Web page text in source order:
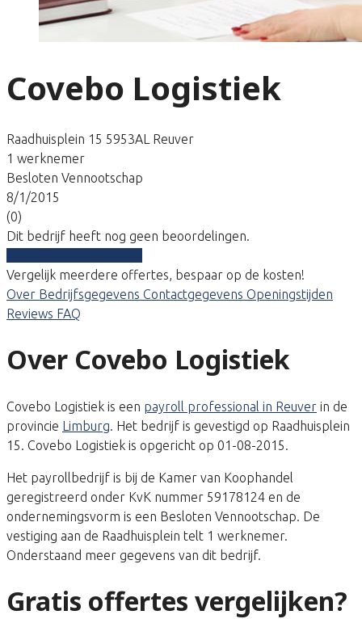
Covebo Logistiek
Raadhuisplein 15 5953AL Reuver
1 werknemer
Besloten Vennootschap
8/1/2015
(0)
Dit bedrijf heeft nog geen beoordelingen.
Vergelijk meerdere offertes, bespaar op de kosten!
Over Bedrijfsgegevens Contactgegevens Openingstijden
Reviews FAQ
Over Covebo Logistiek
Covebo Logistiek is een payroll professional in Reuver in de
provincie Limburg. Het bedrijf is gevestigd op Raadhuisplein
15. Covebo Logistiek is opgericht op 01-08-2015.
Het payrollbedrijf is bij de Kamer van Koophandel
geregistreerd onder KvK nummer 59178124 en de
ondernemingsvorm is een Besloten Vennootschap. De
vestiging aan de Raadhuisplein telt 1 werknemer.
Onderstaand meer gegevens van dit bedrijf.
Gratis offertes vergelijken?